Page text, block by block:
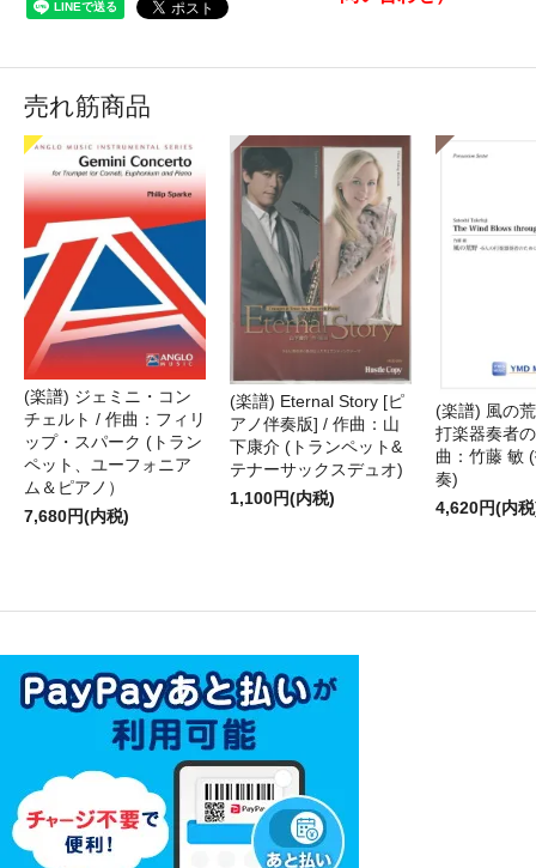
売れ筋商品
(楽譜) ジェミニ・コン
チェルト / 作曲：フィリ
ップ・スパーク (トラン
ペット、ユーフォニア
ム＆ピアノ）
7,680円(内税)
(楽譜) Eternal Story [ピ
アノ伴奏版] / 作曲：山
下康介 (トランペット&
テナーサックスデュオ)
1,100円(内税)
(楽譜) 風の
打楽器奏者
曲：竹藤 敏
奏)
4,620円(内